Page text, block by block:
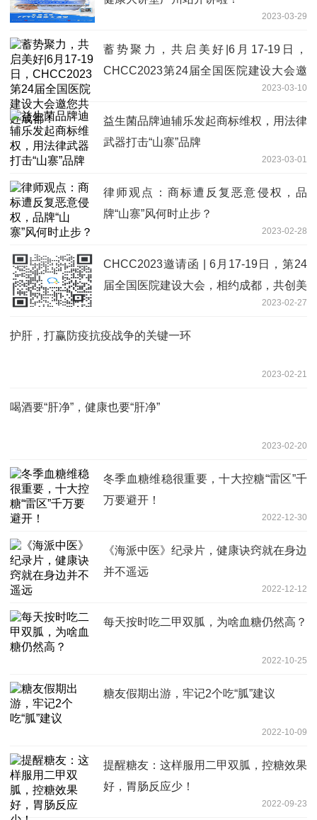
2023-03-29
蓄势聚力，共启美好|6月17-19日，
CHCC2023第24届全国医院建设大会邀
2023-03-10
益生菌品牌迪辅乐发起商标维权，用法律
武器打击“山寨”品牌
2023-03-01
律师观点：商标遭反复恶意侵权，品
牌“山寨”风何时止步？
2023-02-28
CHCC2023邀请函 | 6月17-19日，第24
届全国医院建设大会，相约成都，共创美
2023-02-27
护肝，打赢防疫抗疫战争的关键一环
2023-02-21
喝酒要“肝净”，健康也要“肝净”
2023-02-20
冬季血糖维稳很重要，十大控糖“雷区”千
万要避开！
2022-12-30
《海派中医》纪录片，健康诀窍就在身边
并不遥远
2022-12-12
每天按时吃二甲双胍，为啥血糖仍然高？
2022-10-25
糖友假期出游，牢记2个吃“胍”建议
2022-10-09
提醒糖友：这样服用二甲双胍，控糖效果
好，胃肠反应少！
2022-09-23